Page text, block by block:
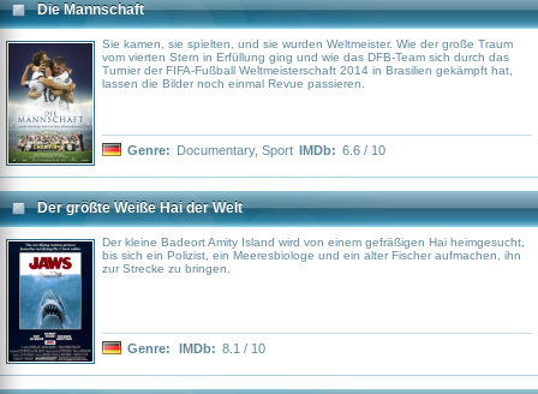
Die Mannschaft
Sie kamen, sie spielten, und sie wurden Weltmeister. Wie der große Traum
vom vierten Stern in Erfüllung ging und wie das DFB-Team sich durch das
Turnier der FIFA-Fußball Weltmeisterschaft 2014 in Brasilien gekämpft hat,
lassen die Bilder noch einmal Revue passieren.
Genre: Documentary, Sport IMDb: 6.6 / 10
Der größte Weiße Hai der Welt
Der kleine Badeort Amity Island wird von einem gefräßigen Hai heimgesucht,
bis sich ein Polizist, ein Meeresbiologe und ein alter Fischer aufmachen, ihn
zur Strecke zu bringen.
Genre: IMDb: 8.1 / 10